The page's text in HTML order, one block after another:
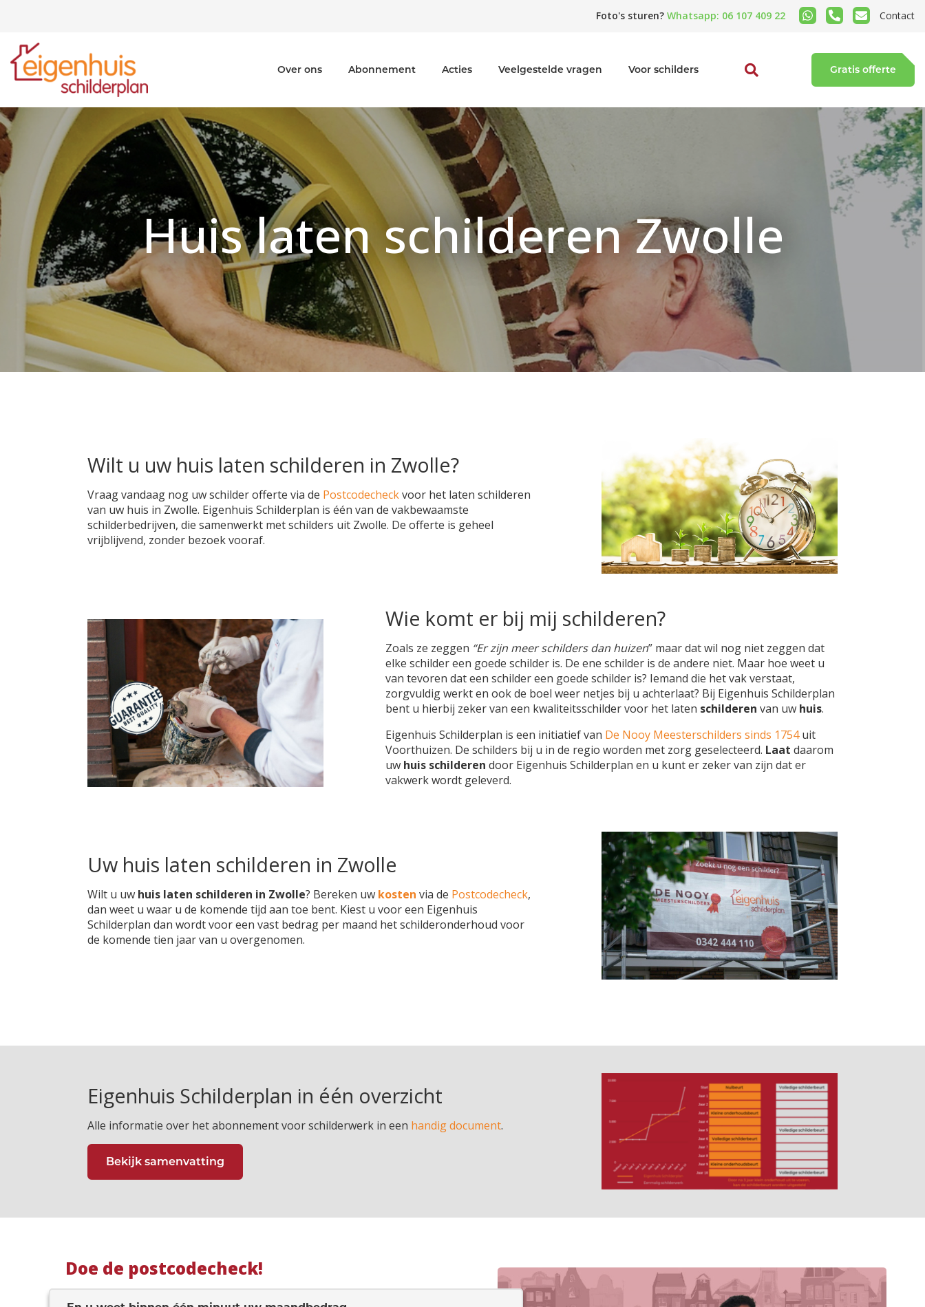
Foto's sturen? Whatsapp: 06 107 409 22 Contact
Over ons Abonnement Acties Veelgestelde vragen Voor schilders Gratis offerte
Huis laten schilderen Zwolle
Wilt u uw huis laten schilderen in Zwolle?
Vraag vandaag nog uw schilder offerte via de Postcodecheckvoor het laten schilderen
van uw huis in Zwolle. Eigenhuis Schilderplan is één van de vakbewaamste
schilderbedrijven, die samenwerkt met schilders uit Zwolle. De offerte is geheel
vrijblijvend, zonder bezoek vooraf.
Wie komt er bij mij schilderen?
Zoals ze zeggen “Er zijn meer schilders dan huizen” maar dat wil nog niet zeggen dat
elke schilder een goede schilder is. De ene schilder is de andere niet. Maar hoe weet u
van tevoren dat een schilder een goede schilder is? Iemand die het vak verstaat,
zorgvuldig werkt en ook de boel weer netjes bij u achterlaat? Bij Eigenhuis Schilderplan
bent u hierbij zeker van een kwaliteitsschilder voor het laten schilderenvan uw huis.
Eigenhuis Schilderplan is een initiatief van De Nooy Meesterschilders sinds 1754uit
Voorthuizen. De schilders bij u in de regio worden met zorg geselecteerd. Laatdaarom
uw huis schilderen door Eigenhuis Schilderplan en u kunt er zeker van zijn dat er
vakwerk wordt geleverd.
Uw huis laten schilderen in Zwolle
Wilt u uw huis laten schilderen in Zwolle? Bereken uw kosten via de Postcodecheck,
dan weet u waar u de komende tijd aan toe bent. Kiest u voor een Eigenhuis
Schilderplan dan wordt voor een vast bedrag per maand het schilderonderhoud voor
de komende tien jaar van u overgenomen.
Eigenhuis Schilderplan in één overzicht
Alle informatie over het abonnement voor schilderwerk in een handig document.
Bekijk samenvatting
Doe de postcodecheck!